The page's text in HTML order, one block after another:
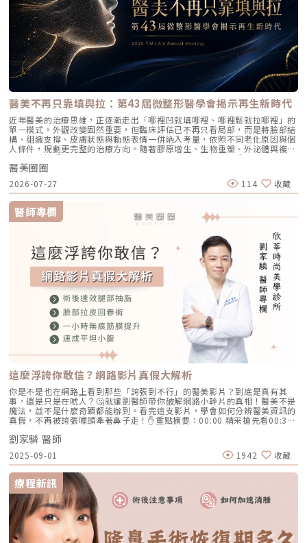
醫美不再只靠填與拉：第43屆微整形醫學會揭示再生新時代
近年醫美的治療思維，正逐漸走出「哪裡凹就填哪裡、哪裡鬆就拉哪裡」的
單一模式。外觀改變固然重要，但臨床評估已不再只看局部，而是將臉部結
構、組織支撐、皮膚狀態與動態表情一併納入考量，依照不同老化原因與個
人條件，規劃更完整的治療方向。隨著膠原增生、生物重塑、外泌體與複合
式治療持續受到關注，「再生美學」也成為近年醫美領域的重要發展方向。
治療目標不再是增加體積或修飾局部輪廓，而是進一步思考如何改善組織狀
態、重建支撐，同時兼顧自然度、安全與穩定性。第43屆台灣微整形美容醫
學會研討會暨會員大會於2026年7月19日在台北華南銀行國際會議中心舉
行。本屆以「再生美學進化論」為主題，邀集多位醫師與醫學專家擔任講者
及座長，議題涵蓋填充注射、膠原增生、外泌體、能量治療、埋線、手術應
用與臨床安全，也呈現現今微整形美容醫學更重視結構評估、複合治療與再
生應用的發展趨勢。再生美學走向多層次評估與複合治療注射治療的討論已
不再停留「選哪一支產品」，而是更重視材料特性、解剖層次、臉部動態與
整體治療順序。李杰年醫師從流變學與解剖層次切入，帶出填充材料需要依
照組織位置與治療目的進行選擇；曾繁聞醫師則以緹奧希玻尿酸的Ultra
Deep與RHA分層應用，探討支撐效果與自然表情之間的平衡。陳榮峰醫師
也分享 MPT 微米化玻尿酸在全臉精準注射中的應用，顯示臨床上對材料特
性與注射層次的判斷正變得更細緻。不同講題共同指向一件事：材料並沒有
單一標準答案，真正重要的是如何依組織層次與治療目的選擇。全臉治療與
複合式規劃同樣受到重視。楊仕安醫師以肉毒全臉拉提為題，將肌肉動態納
入整體評估；王興良醫師則以PROFHILO生物重塑為題，探討皮膚與組織狀
態的改善方向。陳咸伸醫師也以Doublyx EVO彈力針在複合式微整形中的
應用為題，分享非交聯玻尿酸如何配合不同治療策略。混合型注射與外輪廓
支撐，也是本屆受到關注的治療方向。HArmonyCa、Ca-HA、CMC 與結構
拉提等議題，分別帶出材料特性、組織支撐與輪廓規劃的重要性。袁正醫
師、蔡詩辰醫師與王祚軒醫師分別從混合型材料、緊緻支撐與外輪廓規劃切
入，注射治療正逐漸走出單純補充體積的框架。再生美學的應用也延伸至眼
周、膚質與毛髮領域。陳昱璁醫師分享膠原蛋白增生劑在眼周自然美學中的
應用，薛乃維醫師探討NeoFilera與膠原相關治療，簡銘成醫師則將焦點帶
到自體微移植與雄性禿治療。雖然三項講題治療部位與方式不同，卻都顯示
再生醫學的應用正逐漸拓展至更多臨床需求。在新材料與新技術受到關注的
同時，林挺松醫師也以臉部過度填充症候群與間質纖維化為題，重新檢視注
射治療可能帶來的長期組織變化，也為再生與複合治療的熱潮加入重要的風
險反思。外泌體與結構再生，為再生美學打開更多可能白色疤痕治療、外泌
體應用與臉部結構再生，是本屆研討會另一組受到關注的議題。討論焦點回
到不同皮膚與老化問題，思考治療方式該如何整合，才能更符合組織本身的
條件。在白色疤痕與皮膚修復領域，曹賜斌醫師分享微皮移植與外泌體的搭
配應用；林亮辰醫師探討外泌體結合雷射治療的臨床策略；鄭國良醫師則進
一步討論能量儀器、非能量治療與外泌體之間的整合。不同講題共同指出，
外觀相似的疤痕，可能因為成因、深度與周圍組織狀態不同，而需要不同的
治療安排。再生美學的討論也延伸至臉部結構與支撐。梁仲斌醫師從蘋果肌
復位切入，探討中臉支撐與輪廓之間的關係；孫克嘉醫師則分享麗珠蘭系列
在膚質與組織修復上的臨床應用。這些議題也提醒消費者，法令紋、嘴邊肉
或輪廓模糊，背後可能與脂肪位移、支撐減弱或皮膚鬆弛有關，並非單純增
醫美圈圈
2026-07-27 114 收藏
醫師專欄
這麼浮誇你敢信？網路影片真假大解析
你是不是也在網路上看到那些「誇張到不行」的醫美影片？到底是真有其
事，還是只是在唬人？🤔就讓劉醫師帶你破解網路小幹片的真相！醫美不是
魔法，並不是什麼奇蹟都能辦到。看完這支影片，學會如何分辨醫美資訊的
真假，不再被誇張噱頭牽著鼻子走！✋重點摘要：00:00 精采搶先看00:32
破解網路上迷思00:37 迷思一、術後速效腿部抽脂01:02 Q：80公斤要抽脂
有什麼建議？01:18 迷思二、臉部拉皮回春術01:46 迷思三、一小時無痕筋
膜提升02:32 迷思四、速成平坦小腹02:56 Q：多次抽脂可能達到這樣的效
果嗎？03:25 劉家驎醫師貼心小提醒💻📱✉️看完後有興趣的，速洽小編詢問
⬇️真人諮詢｜https://lin.ee/DOX0Qme官網資訊｜
https://www.newstardr.com/臉書粉專｜
https://www.facebook.com/newstardrIG看案例｜
https://www.instagram.com/newstar.fashion.beauty/脂肪剋星 劉家
驎-劉賢佐醫師粉專｜https://www.facebook.com/drliu0127/脂肪剋星
劉家驎-劉賢佐醫師IG｜https://www.instagram.com/easojialin/免付費
諮詢專線：0800-267-518-欣莘時尚美學診所🚩台北市中山區長安東路二段
63號2樓捷運松江南京站4號出口（步行約5分鐘）🚩台北市大安區忠孝東路
劉家驎 醫師
2025-09-01 1942 收藏
療程新訊